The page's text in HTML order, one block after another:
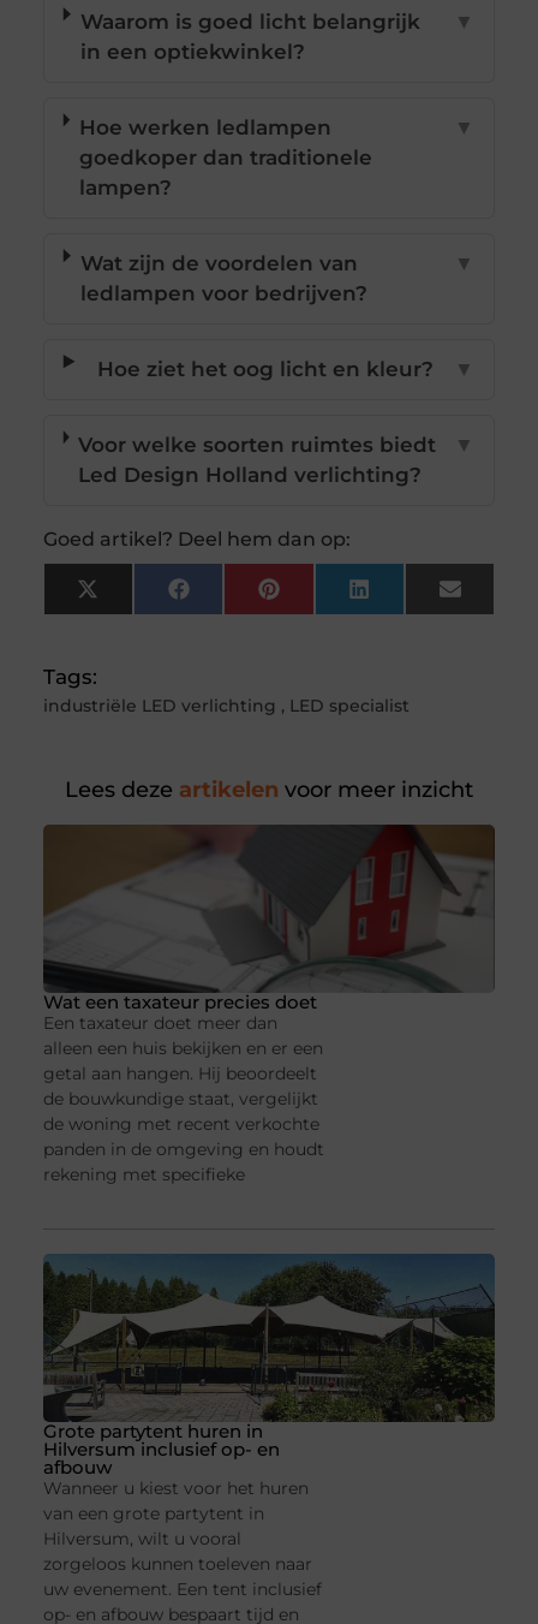
Waarom is goed licht belangrijk
in een optiekwinkel?
▼
Hoe werken ledlampen
goedkoper dan traditionele
lampen?
▼
Wat zijn de voordelen van
ledlampen voor bedrijven?
▼
Hoe ziet het oog licht en kleur? ▼
Voor welke soorten ruimtes biedt
Led Design Holland verlichting?
▼
Goed artikel? Deel hem dan op:
X
(Twitter)
FacebookPinterestLinkedInEmail
Tags:
industriële LED verlichting , LED specialist
Lees deze artikelen voor meer inzicht
Wat een taxateur precies doet
Een taxateur doet meer dan
alleen een huis bekijken en er een
getal aan hangen. Hij beoordeelt
de bouwkundige staat, vergelijkt
de woning met recent verkochte
panden in de omgeving en houdt
rekening met specifieke
Grote partytent huren in
Hilversum inclusief op- en
afbouw
Wanneer u kiest voor het huren
van een grote partytent in
Hilversum, wilt u vooral
zorgeloos kunnen toeleven naar
uw evenement. Een tent inclusief
op- en afbouw bespaart tijd en